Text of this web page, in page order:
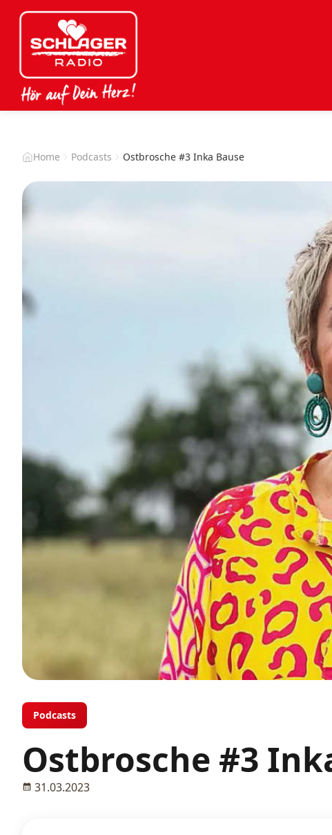
Home Podcasts Ostbrosche #3 Inka Bause
Podcasts
Ostbrosche #3
31.03.2023